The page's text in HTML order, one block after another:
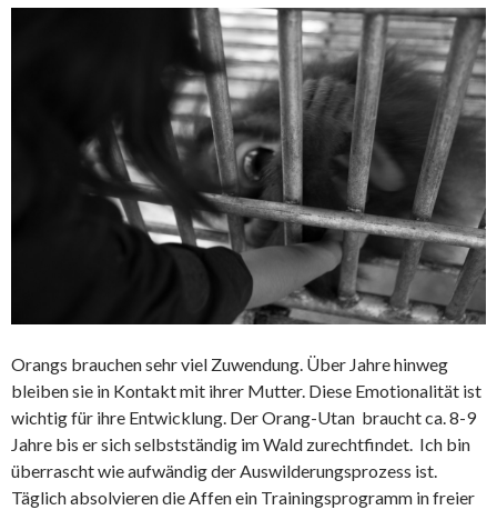
Orangs brauchen sehr viel Zuwendung. Über Jahre hinweg
bleiben sie in Kontakt mit ihrer Mutter. Diese Emotionalität ist
wichtig für ihre Entwicklung. Der Orang-Utan braucht ca. 8-9
Jahre bis er sich selbstständig im Wald zurechtfindet. Ich bin
überrascht wie aufwändig der Auswilderungsprozess ist.
Täglich absolvieren die Affen ein Trainingsprogramm in freier